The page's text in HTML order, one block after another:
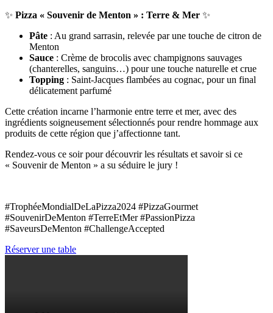
✨ Pizza « Souvenir de Menton » : Terre & Mer ✨
Pâte : Au grand sarrasin, relevée par une touche de citron de
Menton
Sauce : Crème de brocolis avec champignons sauvages
(chanterelles, sanguins…) pour une touche naturelle et crue
Topping : Saint-Jacques flambées au cognac, pour un final
délicatement parfumé
Cette création incarne l’harmonie entre terre et mer, avec des
ingrédients soigneusement sélectionnés pour rendre hommage aux
produits de cette région que j’affectionne tant.
Rendez-vous ce soir pour découvrir les résultats et savoir si ce
« Souvenir de Menton » a su séduire le jury !
#TrophéeMondialDeLaPizza2024 #PizzaGourmet
#SouvenirDeMenton #TerreEtMer #PassionPizza
#SaveursDeMenton #ChallengeAccepted
Réserver une table